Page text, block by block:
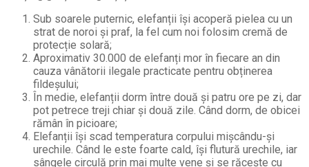
Sub soarele puternic, elefanții își acoperă pielea cu un
strat de noroi și praf, la fel cum noi folosim cremă de
protecție solară;
Aproximativ 30.000 de elefanți mor în fiecare an din
cauza vânătorii ilegale practicate pentru obținerea
fildeșului;
În medie, elefanții dorm între două și patru ore pe zi, dar
pot petrece treji chiar și două zile. Când dorm, de obicei
rămân în picioare;
Elefanții își scad temperatura corpului mişcându-şi
urechile. Când le este foarte cald, îşi flutură urechile, iar
sângele circulă prin mai multe vene şi se răceşte cu